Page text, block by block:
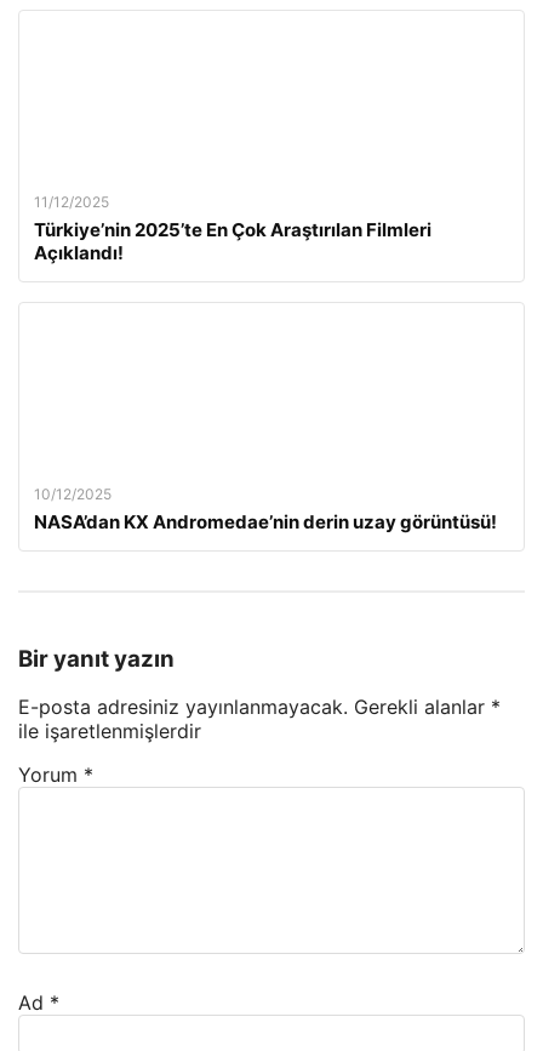
11/12/2025
Türkiye’nin 2025’te En Çok Araştırılan Filmleri
Açıklandı!
10/12/2025
NASA’dan KX Andromedae’nin derin uzay görüntüsü!
Bir yanıt yazın
E-posta adresiniz yayınlanmayacak. Gerekli alanlar *
ile işaretlenmişlerdir
Yorum *
Ad *